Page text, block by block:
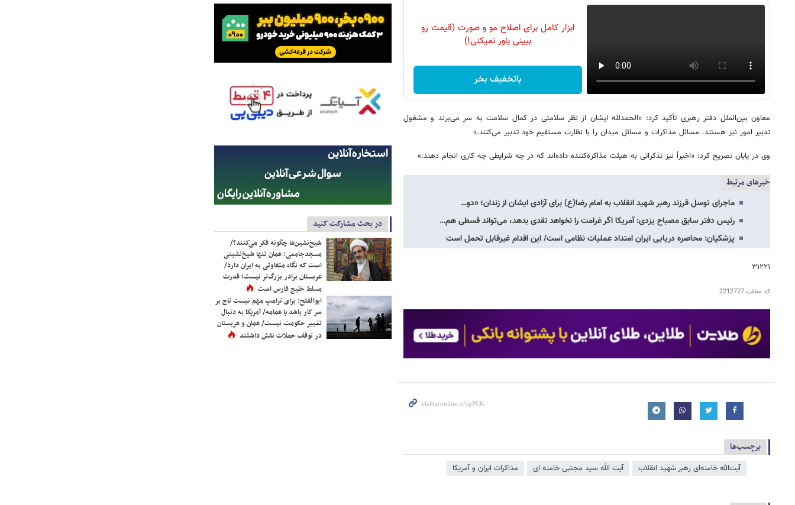
ابزار کامل برای اصلاح مو و صورت (قیمت رو
ببینی باور نمیکنی!)
باتخفیف بخر
معاون بین‌الملل دفتر رهبری تأکید کرد: «الحمدلله ایشان از نظر سلامتی در کمال سلامت به سر می‌برند و مشغول
تدبیر امور نیز هستند. مسائل مذاکرات و مسائل میدان را با نظارت مستقیم خود تدبیر می‌کنند.»
وی در پایان تصریح کرد: «اخیراً نیز تذکراتی به هیئت مذاکره‌کننده داده‌اند که در چه شرایطی چه کاری انجام دهند.»
خبرهای مرتبط
ماجرای توسل فرزند رهبر شهید انقلاب به امام رضا(ع) برای آزادی ایشان از زندان؛ «دو…
رئیس دفتر سابق مصباح یزدی: آمریکا اگر غرامت را نخواهد نقدی بدهد، می‌تواند قسطی هم…
پزشکیان: محاصره دریایی ایران امتداد عملیات نظامی است/ این اقدام غیرقابل تحمل است
۳۱۲۲۱
کد مطلب2212777
برچسب‌ها
آیت‌الله خامنه‌ای رهبر شهید انقلاب آیت الله سید مجتبی خامنه ای مذاکرات ایران و آمریکا
در بحث مشارکت کنید
شیخ‌نشین‌ها چگونه فکر می‌کنند؟/
مسجدجامعی: عمان تنها شیخ‌نشینی
است که نگاه متفاوتی به ایران دارد/
عربستان برادر بزرگ‌تر نیست؛ قدرت
مسلط خلیج فارس است
ابوالفتح: برای ترامپ مهم نیست تاج بر
سر کار باشد یا عمامه/ آمریکا به دنبال
تغییر حکومت نیست/ عمان و عربستان
در توقف حملات نقش داشتند